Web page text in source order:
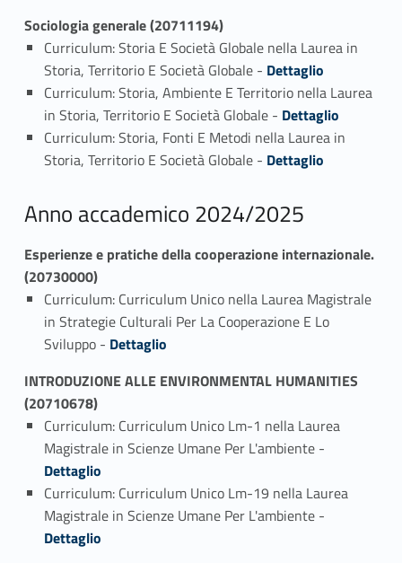
Sociologia generale (20711194)
Curriculum: Storia E Società Globale nella Laurea in
Storia, Territorio E Società Globale - Link identifier #identifier_person_5255-1
Dettaglio
Curriculum: Storia, Ambiente E Territorio nella Laurea
in Storia, Territorio E Società Globale - Link identifier #identifier_person_195819-2
Dettaglio
Curriculum: Storia, Fonti E Metodi nella Laurea in
Storia, Territorio E Società Globale - Link identifier #identifier_person_61060-3
Dettaglio
Anno accademico 2024/2025
Esperienze e pratiche della cooperazione internazionale.
(20730000)
Curriculum: Curriculum Unico nella Laurea Magistrale
in Strategie Culturali Per La Cooperazione E Lo
Sviluppo - Link identifier #identifier_person_3042-1
Dettaglio
INTRODUZIONE ALLE ENVIRONMENTAL HUMANITIES
(20710678)
Curriculum: Curriculum Unico Lm-1 nella Laurea
Magistrale in Scienze Umane Per L'ambiente -
Dettaglio
Curriculum: Curriculum Unico Lm-19 nella Laurea
Magistrale in Scienze Umane Per L'ambiente -
Dettaglio